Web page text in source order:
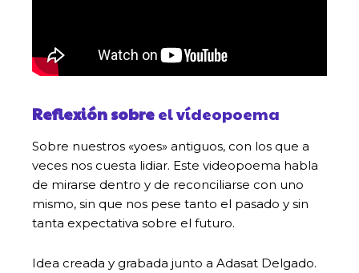
Reflexión sobreel vídeopoema
Sobre nuestros «yoes» antiguos, con los que a
veces nos cuesta lidiar. Este videopoema habla
de mirarse dentro y de reconciliarse con uno
mismo, sin que nos pese tanto el pasado y sin
tanta expectativa sobre el futuro.
Idea creada y grabada junto a Adasat Delgado.